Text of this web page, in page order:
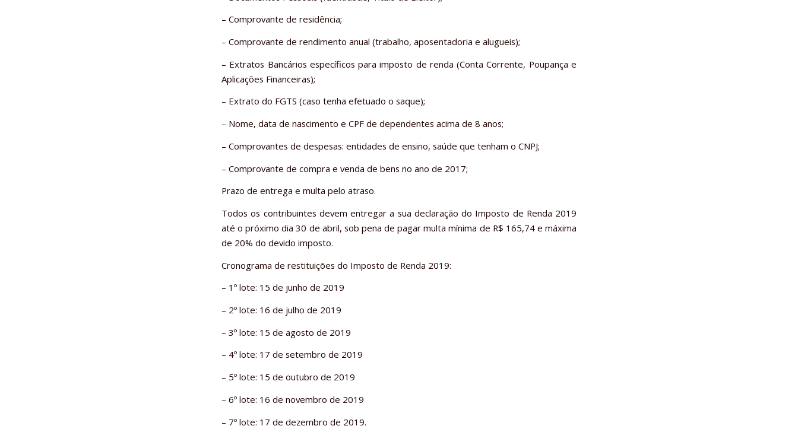
– Comprovante de residência;
– Comprovante de rendimento anual (trabalho, aposentadoria e alugueis);
– Extratos Bancários específicos para imposto de renda (Conta Corrente, Poupança e
Aplicações Financeiras);
– Extrato do FGTS (caso tenha efetuado o saque);
– Nome, data de nascimento e CPF de dependentes acima de 8 anos;
– Comprovantes de despesas: entidades de ensino, saúde que tenham o CNPJ;
– Comprovante de compra e venda de bens no ano de 2017;
Prazo de entrega e multa pelo atraso.
Todos os contribuintes devem entregar a sua declaração do Imposto de Renda 2019
até o próximo dia 30 de abril, sob pena de pagar multa mínima de R$ 165,74 e máxima
de 20% do devido imposto.
Cronograma de restituições do Imposto de Renda 2019:
– 1º lote: 15 de junho de 2019
– 2º lote: 16 de julho de 2019
– 3º lote: 15 de agosto de 2019
– 4º lote: 17 de setembro de 2019
– 5º lote: 15 de outubro de 2019
– 6º lote: 16 de novembro de 2019
– 7º lote: 17 de dezembro de 2019.